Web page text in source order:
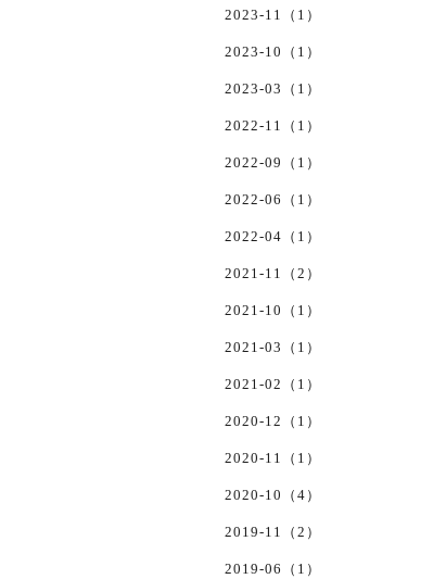
2023-11（1）
2023-10（1）
2023-03（1）
2022-11（1）
2022-09（1）
2022-06（1）
2022-04（1）
2021-11（2）
2021-10（1）
2021-03（1）
2021-02（1）
2020-12（1）
2020-11（1）
2020-10（4）
2019-11（2）
2019-06（1）